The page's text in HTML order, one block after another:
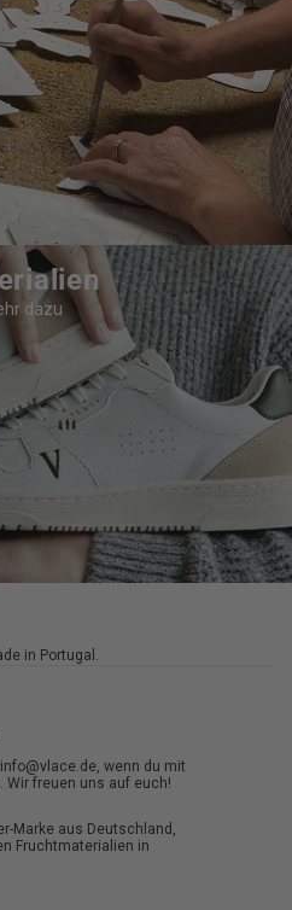
dazu
in Portugal.
wenn du mit
freuen uns auf euch!
Marke aus Deutschland,
Fruchtmaterialien in